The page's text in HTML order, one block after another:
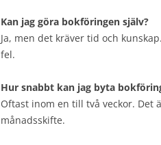
Kan jag göra bokföringen själv?
Ja, men det kräver tid och
fel.
Hur snabbt kan jag byta
Oftast inom en till två veckor. Det
månadsskifte.